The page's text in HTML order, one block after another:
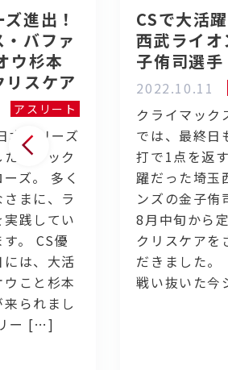
進出！
バファ
ウ杉本
スケア
アスリート
本シリーズ
オリック
ズ。 多く
まに、ラ
践してい
。 CS優
は、大活
こと杉本
られまし
ー […]
CSで大活
西武ライ
子侑司選手
2022.10.11
クライマック
では、最終日
打で1点を返
躍だった埼玉
ンズの金子侑
8月中旬から
クリスケアを
だきました
戦い抜いた